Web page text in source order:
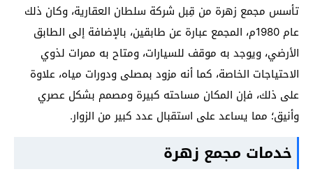
تأسس مجمع زهرة من قِبل شركة سلطان العقارية، وكان ذلك
عام 1980م، المجمع عبارة عن طابقين، بالإضافة إلى الطابق
الأرضي، ويوجد به موقف للسيارات، ومتاح به ممرات لذوي
الاحتياجات الخاصة، كما أنه مزود بمصلى ودورات مياه، علاوة
على ذلك، فإن المكان مساحته كبيرة ومصمم بشكل عصري
وأنيق؛ مما يساعد على استقبال عدد كبير من الزوار.
خدمات مجمع زهرة